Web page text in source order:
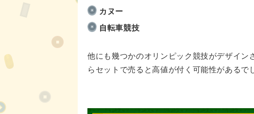
カヌー
自転車競技
他にも幾つかのオリンピック競技がデザイ
らセットで売ると高値が付く可能性があるで